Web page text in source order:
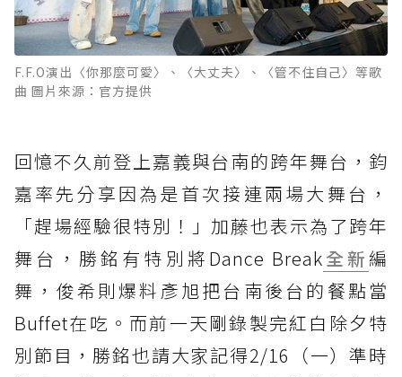
F.F.O演出〈你那麼可愛〉、〈大丈夫〉、〈管不住自己〉等歌
曲 圖片來源：官方提供
回憶不久前登上嘉義與台南的跨年舞台，鈞
嘉率先分享因為是首次接連兩場大舞台，
「趕場經驗很特別！」加藤也表示為了跨年
舞台，勝銘有特別將Dance Break全新編
舞，俊希則爆料彥旭把台南後台的餐點當
Buffet在吃。而前一天剛錄製完紅白除夕特
別節目，勝銘也請大家記得2/16（一）準時